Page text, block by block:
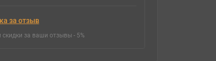
за отзыв
за ваши отзывы - 5%